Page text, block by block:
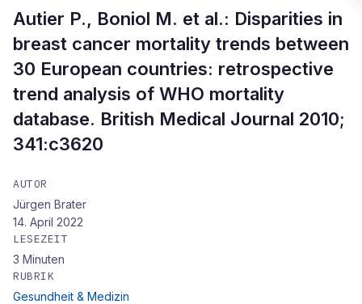
Vorsorgeuntersuchungen – Quellen
Autier P., Boniol M. et al.: Disparities in
breast cancer mortality trends between
30 European countries: retrospective
trend analysis of WHO mortality
database. British Medical Journal 2010;
341:c3620
AUTOR
Jürgen Brater
14. April 2022
LESEZEIT
3 Minuten
RUBRIK
Gesundheit & Medizin